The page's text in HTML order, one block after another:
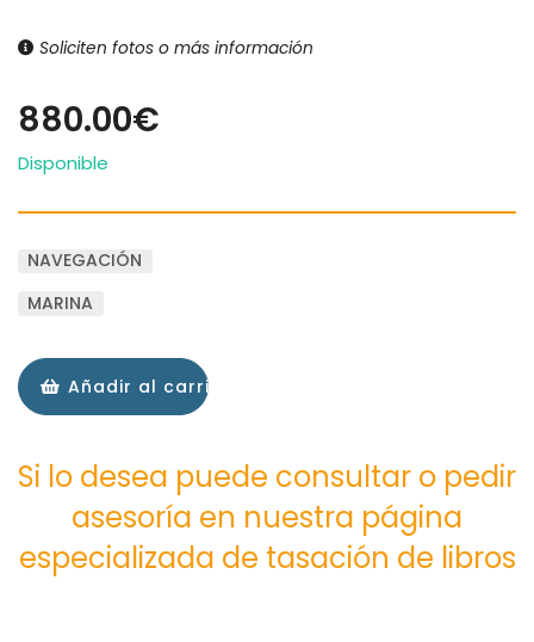
Soliciten fotos o más información
880.00€
Disponible
NAVEGACIÓN
MARINA
Añadir al carrito
Si lo desea puede consultar o pedir
asesoría en nuestra página
especializada de tasación de libros